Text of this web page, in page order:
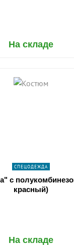
На складе
В КОРЗИНУ
СПЕЦОДЕЖДА
с
красный)
На складе